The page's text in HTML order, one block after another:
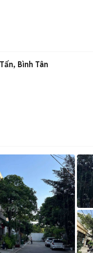
Bình Tân